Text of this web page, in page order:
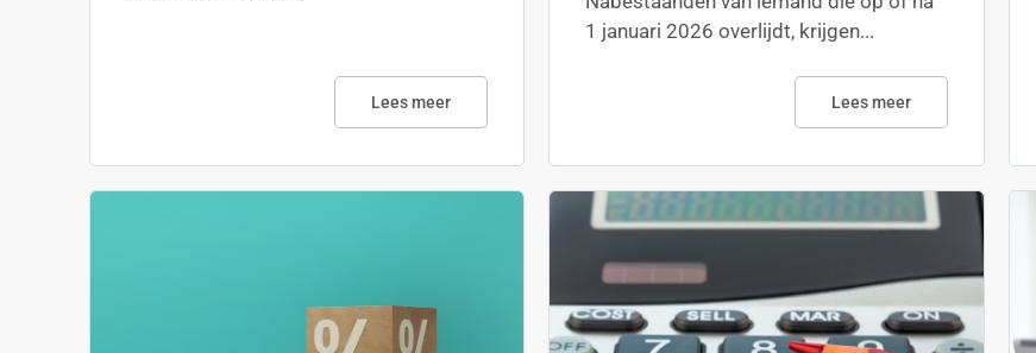
Lees meer
1 januari 2026 overlijdt, krijgen...
Lees meer